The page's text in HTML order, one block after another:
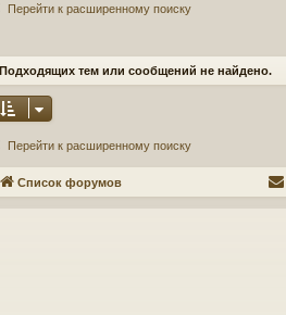
Перейти к расширенному поиску
Подходящих тем или сообщений не найдено.
Перейти к расширенному поиску
Список форумов